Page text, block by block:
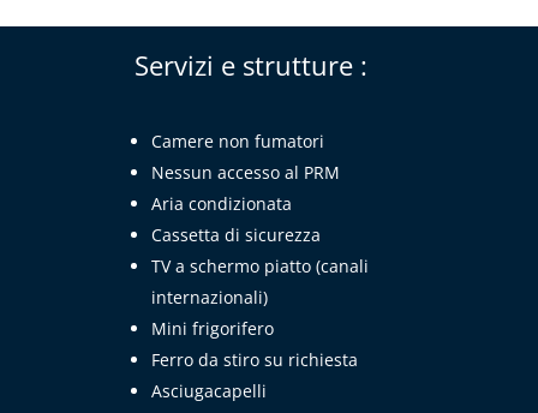
Servizi e strutture :
Camere non fumatori
Nessun accesso al PRM
Aria condizionata
Cassetta di sicurezza
TV a schermo piatto (canali
internazionali)
Mini frigorifero
Ferro da stiro su richiesta
Asciugacapelli